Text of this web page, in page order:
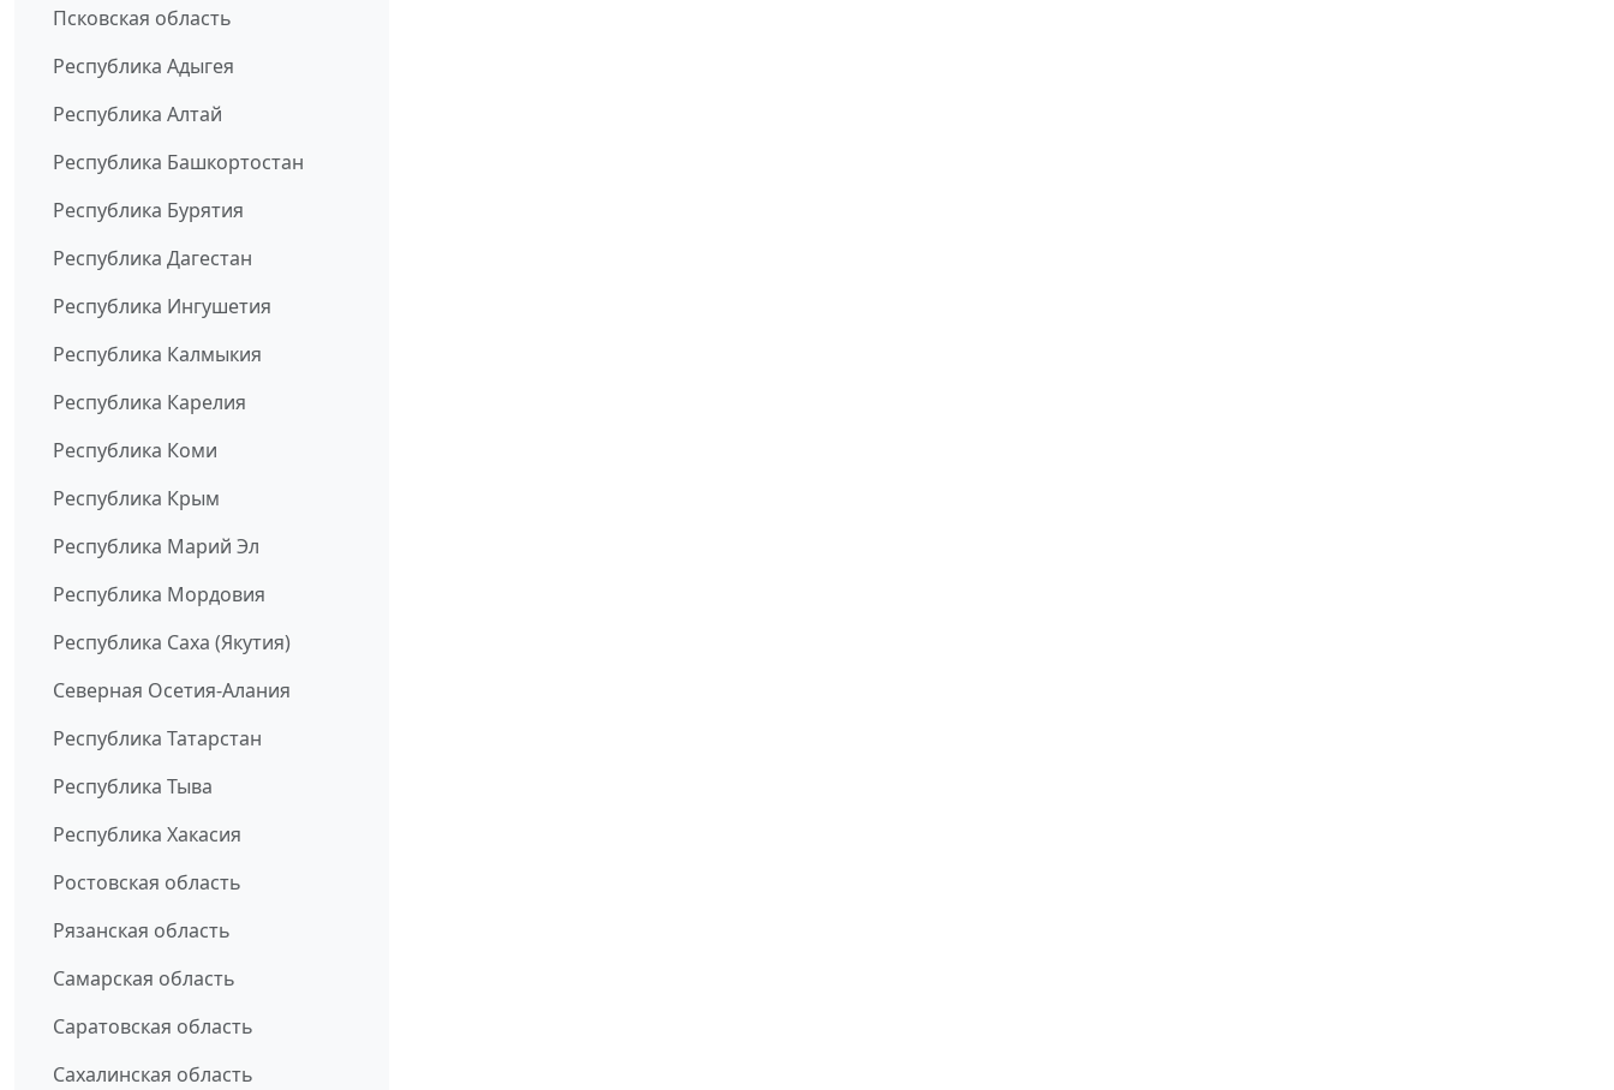
Псковская область
Республика Адыгея
Республика Алтай
Республика Башкортостан
Республика Бурятия
Республика Дагестан
Республика Ингушетия
Республика Калмыкия
Республика Карелия
Республика Коми
Республика Крым
Республика Марий Эл
Республика Мордовия
Республика Саха (Якутия)
Северная Осетия-Алания
Республика Татарстан
Республика Тыва
Республика Хакасия
Ростовская область
Рязанская область
Самарская область
Саратовская область
Сахалинская область